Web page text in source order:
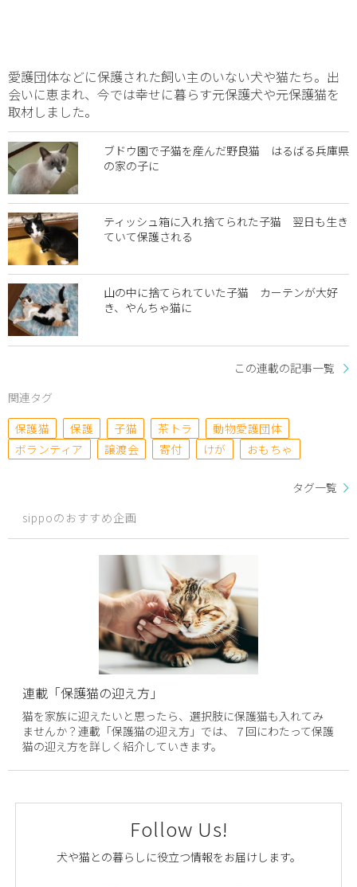
愛護団体などに保護された飼い主のいない犬や猫たち。出
会いに恵まれ、今では幸せに暮らす元保護犬や元保護猫を
取材しました。
ブドウ園で子猫を産んだ野良猫 はるばる兵庫県
の家の子に
ティッシュ箱に入れ捨てられた子猫 翌日も生き
ていて保護される
山の中に捨てられていた子猫 カーテンが大好
き、やんちゃ猫に
この連載の記事一覧
関連タグ
保護猫
保護 子猫 茶トラ
動物愛護団体
ボランティア
譲渡会 寄付 けが おもちゃ
タグ一覧
sippoのおすすめ企画
連載「保護猫の迎え方」
猫を家族に迎えたいと思ったら、選択肢に保護猫も入れてみ
ませんか？連載「保護猫の迎え方」では、７回にわたって保護
猫の迎え方を詳しく紹介していきます。
Follow Us!
犬や猫との暮らしに役立つ情報をお届けします。